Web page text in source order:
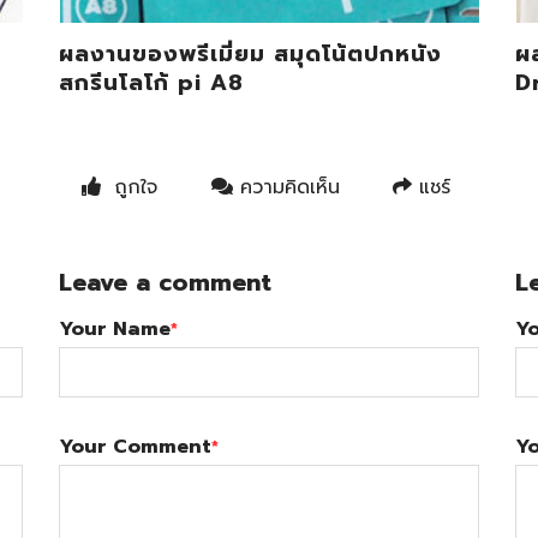
ผลงานของพรีเมี่ยม สมุดโน้ตปกหนัง
สกรีนโลโก้ pi A8
ถูกใจ ความคิดเห็น แชร์
Leave a comment
Your Name*
Your Comment*
ผ